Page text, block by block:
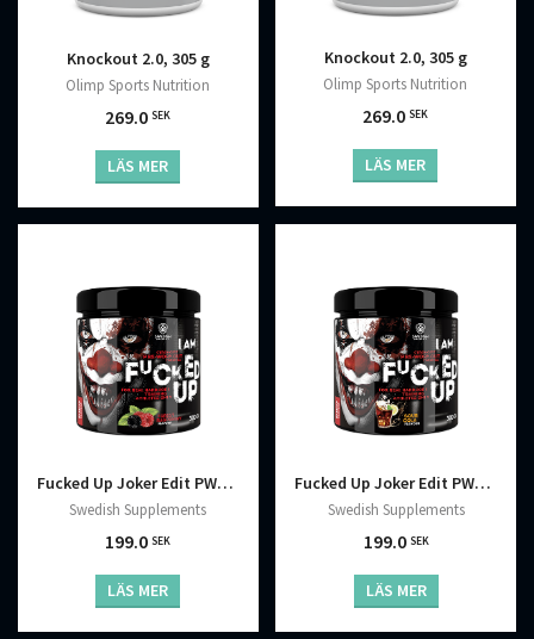
Knockout 2.0, 305 g
Olimp Sports Nutrition
269.0SEK
LÄS MER
Knockout 2.0, 305 g
Olimp Sports Nutrition
269.0SEK
LÄS MER
Fucked Up Joker Edit PWO 300 g
Swedish Supplements
199.0SEK
LÄS MER
Fucked Up Joker Edit PWO 300 g
Swedish Supplements
199.0 SEK
LÄS MER